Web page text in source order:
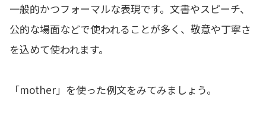
一般的かつフォーマルな表現です。文書やスピーチ、
公的な場面などで使われることが多く、敬意や丁寧さ
を込めて使われます。
「mother」を使った例文をみてみましょう。